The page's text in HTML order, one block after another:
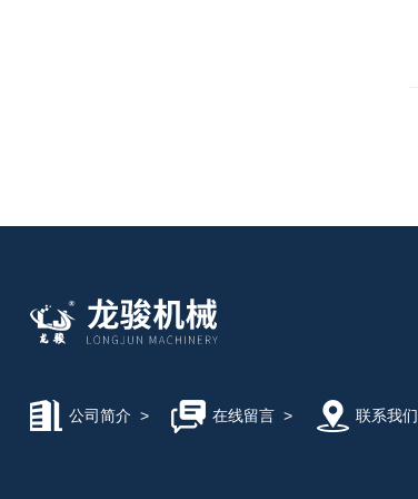
公司简介 > 在线留言> 联系我们